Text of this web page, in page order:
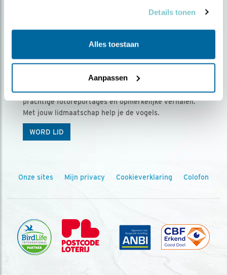
Details tonen
Alles toestaan
Aanpassen
Ontvang 5 x Vogels voor € 36,00 per jaar
Vogels is het tijdschrift voor onze leden, met
prachtige fotoreportages en opmerkelijke verhalen.
Met jouw lidmaatschap help je de vogels.
WORD LID
Onze sites Mijn privacy Cookieverklaring Colofon